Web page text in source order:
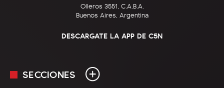
Olleros 3551, C.A.B.A.
Buenos Aires, Argentina
DESCARGATE LA APP DE C5N
SECCIONES